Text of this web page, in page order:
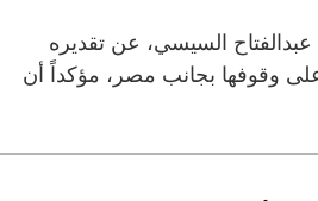
السيسي، عن تقديره
وقوفها بجانب مصر، مؤكداً أن